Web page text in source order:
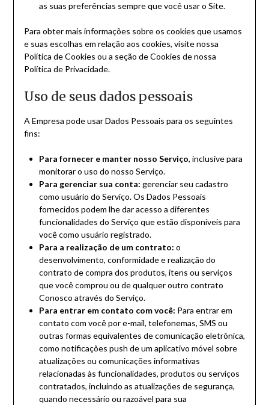
as suas preferências sempre que você usar o Site.
Para obter mais informações sobre os cookies que usamos
e suas escolhas em relação aos cookies, visite nossa
Política de Cookies ou a seção de Cookies de nossa
Política de Privacidade.
Uso de seus dados pessoais
A Empresa pode usar Dados Pessoais para os seguintes
fins:
Para fornecer e manter nosso Serviço, inclusive para
monitorar o uso do nosso Serviço.
Para gerenciar sua conta: gerenciar seu cadastro
como usuário do Serviço. Os Dados Pessoais
fornecidos podem lhe dar acesso a diferentes
funcionalidades do Serviço que estão disponíveis para
você como usuário registrado.
Para a realização de um contrato: o
desenvolvimento, conformidade e realização do
contrato de compra dos produtos, itens ou serviços
que você comprou ou de qualquer outro contrato
Conosco através do Serviço.
Para entrar em contato com você: Para entrar em
contato com você por e-mail, telefonemas, SMS ou
outras formas equivalentes de comunicação eletrônica,
como notificações push de um aplicativo móvel sobre
atualizações ou comunicações informativas
relacionadas às funcionalidades, produtos ou serviços
contratados, incluindo as atualizações de segurança,
quando necessário ou razoável para sua